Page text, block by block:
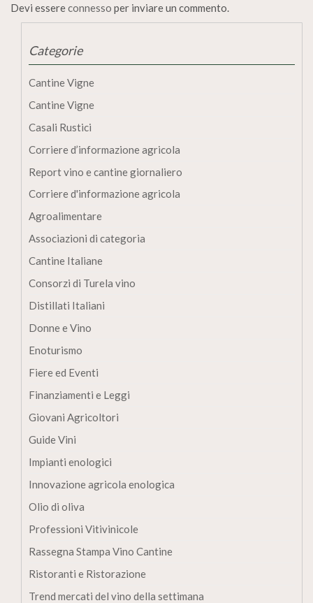
Devi essereconnesso per inviare un commento.
Categorie
Cantine Vigne
Cantine Vigne
Casali Rustici
Corriere d’informazione agricola
Report vino e cantine giornaliero
Corriere d'informazione agricola
Agroalimentare
Associazioni di categoria
Cantine Italiane
Consorzi di Turela vino
Distillati Italiani
Donne e Vino
Enoturismo
Fiere ed Eventi
Finanziamenti e Leggi
Giovani Agricoltori
Guide Vini
Impianti enologici
Innovazione agricola enologica
Olio di oliva
Professioni Vitivinicole
Rassegna Stampa Vino Cantine
Ristoranti e Ristorazione
Trend mercati del vino della settimana